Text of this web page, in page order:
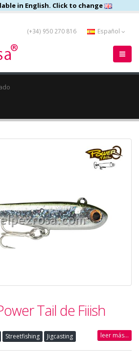
in English. Click to change
(+34) 950 270 816 Español
Tail de Fiiish
Streetfishing Jigcasting leer más...